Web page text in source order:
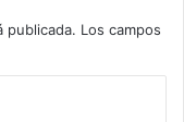
publicada. Los campos